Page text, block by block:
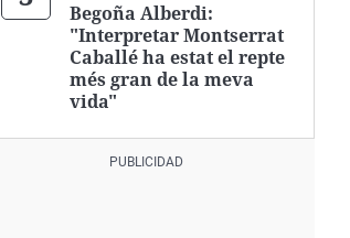
Begoña Alberdi:
"Interpretar Montserrat
Caballé ha estat el repte
més gran de la meva
vida"